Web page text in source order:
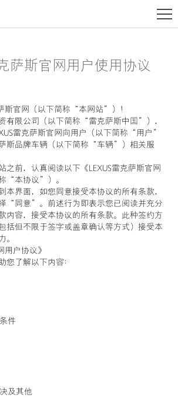
萨斯官网用户使用协议
斯官网（以下简称“本网站”）！
有限公司（以下简称“雷克萨斯中国”），
雷克萨斯官网向用户（以下简称“用户”
斯品牌车辆（以下简称“车辆”）相关服
之前，认真阅读以下《LEXUS雷克萨斯官网
“本协议”）。
本界面，如您同意接受本协议的所有条款，
“同意”。前述行为即表示您已阅读并充分
内容，接受本协议的所有条款。此种签约方
括但不限于签字或盖章确认等方式）接受本
。
用户协议》
您了解以下内容：
件
及其他